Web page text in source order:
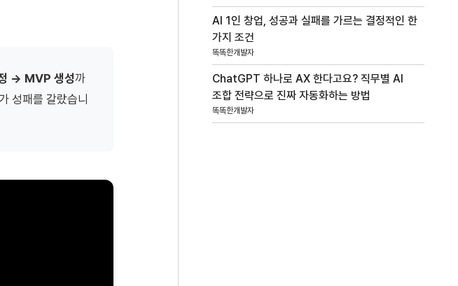
→ MVP 생성까
성패를 갈랐습니
AI 1인 창업, 성공과 실패를 가르는 결정적인 한
가지 조건
똑똑한개발자
ChatGPT 하나로 AX 한다고요? 직무별 AI
조합 전략으로 진짜 자동화하는 방법
똑똑한개발자